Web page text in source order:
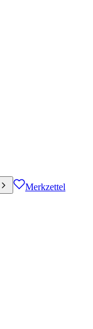
Merkzettel